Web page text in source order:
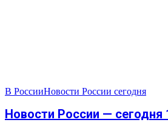
В РоссииНовости России сегодня
Новости России — сегодня